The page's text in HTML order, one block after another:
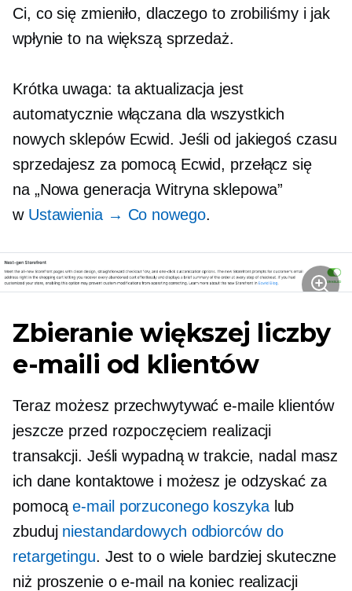
Ci, co się zmieniło, dlaczego to zrobiliśmy i jak
wpłynie to na większą sprzedaż.
Krótka uwaga: ta aktualizacja jest
automatycznie włączana dla wszystkich
nowych sklepów Ecwid. Jeśli od jakiegoś czasu
sprzedajesz za pomocą Ecwid, przełącz się
na „Nowa generacja Witryna sklepowa”
w Ustawienia → Co nowego.
Zbieranie większej liczby
e-maili od klientów
Teraz możesz przechwytywać e-maile klientów
jeszcze przed rozpoczęciem realizacji
transakcji. Jeśli wypadną w trakcie, nadal masz
ich dane kontaktowe i możesz je odzyskać za
pomocąe-mail porzuconego koszykalub
zbuduj niestandardowych odbiorców do
retargetingu. Jest to o wiele bardziej skuteczne
niż proszenie o e-mail na koniec realizacji